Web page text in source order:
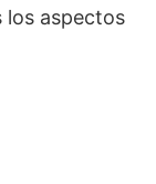
los aspectos